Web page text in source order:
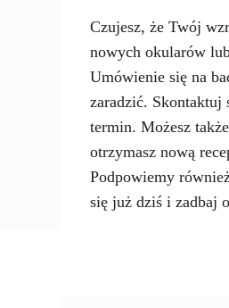
Czujesz, że Twój
nowych okularów
Umówienie się na
zaradzić. Skontaktuj
termin. Możesz
otrzymasz nową
Podpowiemy
się już dziś i zadbaj